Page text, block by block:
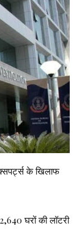
के खिलाफ
घरों की लॉटरी